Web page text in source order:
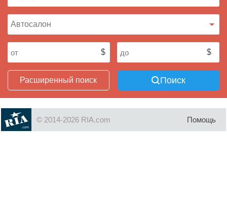
Расширенный поиск Поиск
© 2014-2026 RIA.com Помощь